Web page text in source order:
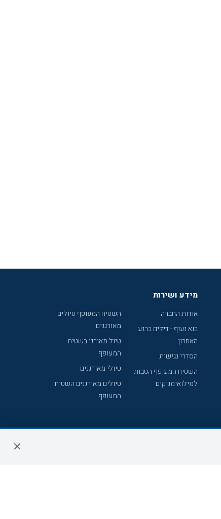
מידע ושירות
אודות החברה
בוא נעוף - דילים ברגע
האחרון
הסדרי נגישות
השטיח המעופף הטבות
למילואימניקים
השטיח המעופף טיולים
מאורגנים
טיול מאורגן בשטיח
המעופף
טיולי מאורגנים
טיולים מאורגנים השטיח
המעופף